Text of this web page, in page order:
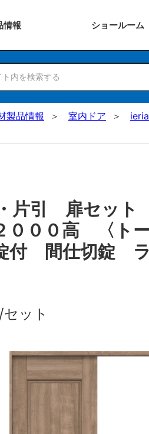
情報 ショールーム
製品情報 室内ドア
片引 扉セット
０００高 〈ト
付 間仕切錠 ラ
/セット